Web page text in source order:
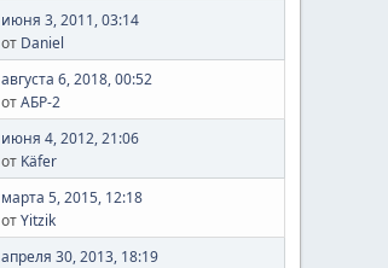
июня 3, 2011, 03:14
от Daniel
августа 6, 2018, 00:52
отАБР-2
июня 4, 2012, 21:06
от Käfer
марта 5, 2015, 12:18
отYitzik
апреля 30, 2013, 18:19